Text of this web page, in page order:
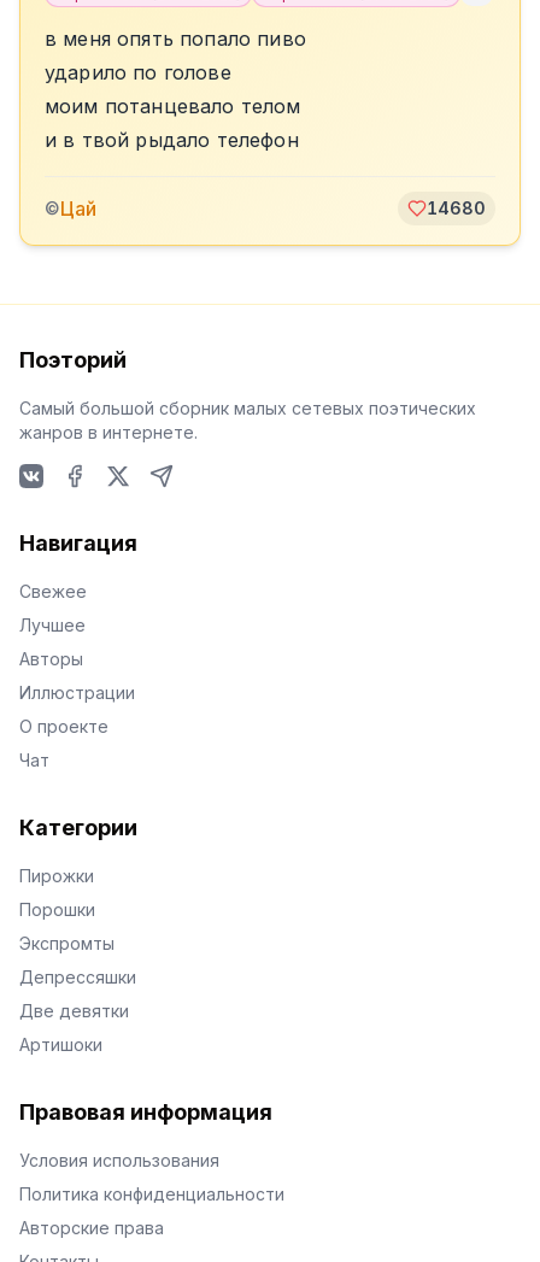
в меня опять попало пиво
ударило по голове
моим потанцевало телом
и в твой рыдало телефон
©Цай 14680
Поэторий
Самый большой сборник малых сетевых поэтических
жанров в интернете.
Навигация
Свежее
Лучшее
Авторы
Иллюстрации
О проекте
Чат
Категории
Пирожки
Порошки
Экспромты
Депрессяшки
Две девятки
Артишоки
Правовая информация
Условия использования
Политика конфиденциальности
Авторские права